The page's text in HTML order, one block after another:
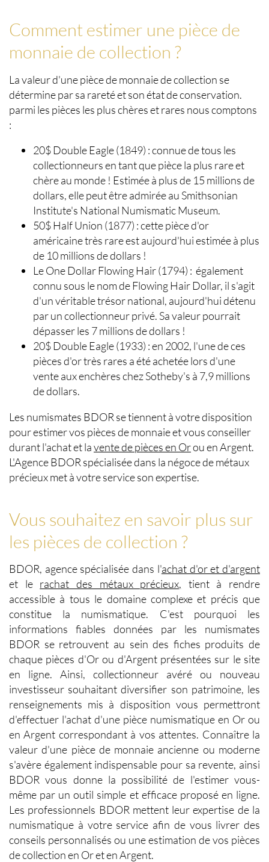
Comment estimer une pièce de
monnaie de collection ?
Lavaleur d'une pièce de monnaie de collection se
détermine par sa rareté et son état de conservation.
parmi les pièces les plus chères et rares nous comptons
:
20$ Double Eagle (1849) : connue de tous les
collectionneurs en tant que pièce la plus rare et
chère au monde ! Estimée à plus de 15 millions de
dollars, elle peut être admirée au Smithsonian
Institute's National Numismatic Museum.
50$ Half Union (1877) : cette pièce d'or
américaine très rare est aujourd'hui estimée à plus
de 10 millions de dollars !
Le One Dollar Flowing Hair (1794) : également
connu sous le nom de Flowing Hair Dollar, il s'agit
d'un véritable trésor national, aujourd'hui détenu
par un collectionneur privé. Sa valeur pourrait
dépasser les 7 millions de dollars !
20$ Double Eagle (1933) : en 2002, l'une de ces
pièces d'or très rares a été achetée lors d'une
vente aux enchères chez Sotheby's à 7,9 millions
de dollars.
Les numismates BDOR se tiennent à votre disposition
pourestimer vos pièces de monnaieet vous conseiller
durant l'achat et lavente de pièces en Orou en Argent.
L'Agence BDOR spécialisée dans la négoce de métaux
précieuxmet à votre service son expertise.
Vous souhaitez en savoir plus sur
les pièces de collection ?
BDOR, agence spécialisée dans l'achat d'or et d'argent
et le rachat des métaux précieux, tient à rendre
accessible à tous le domaine complexe et précis que
constitue la numismatique. C'est pourquoi les
informations fiables données par les numismates
BDOR se retrouvent au sein des fiches produits de
chaque pièces d'Or ou d'Argentprésentées sur le site
en ligne. Ainsi, collectionneur avéré ou nouveau
investisseur souhaitant diversifier son patrimoine, les
renseignements mis à disposition vous permettront
d'effectuer l'achat d'une pièce numismatique en Or ou
en Argent correspondant à vos attentes. Connaître la
valeur d'une pièce de monnaie ancienne ou moderne
s'avère également indispensable pour sa revente, ainsi
BDOR vous donne la possibilité de l'estimer vous-
même par un outil simple et efficace proposé en ligne.
Les professionnels BDOR mettent leurexpertise de la
numismatique à votre service afin de vous livrer des
conseils personnalisés ou une estimation de vos pièces
de collection en Or et en Argent.